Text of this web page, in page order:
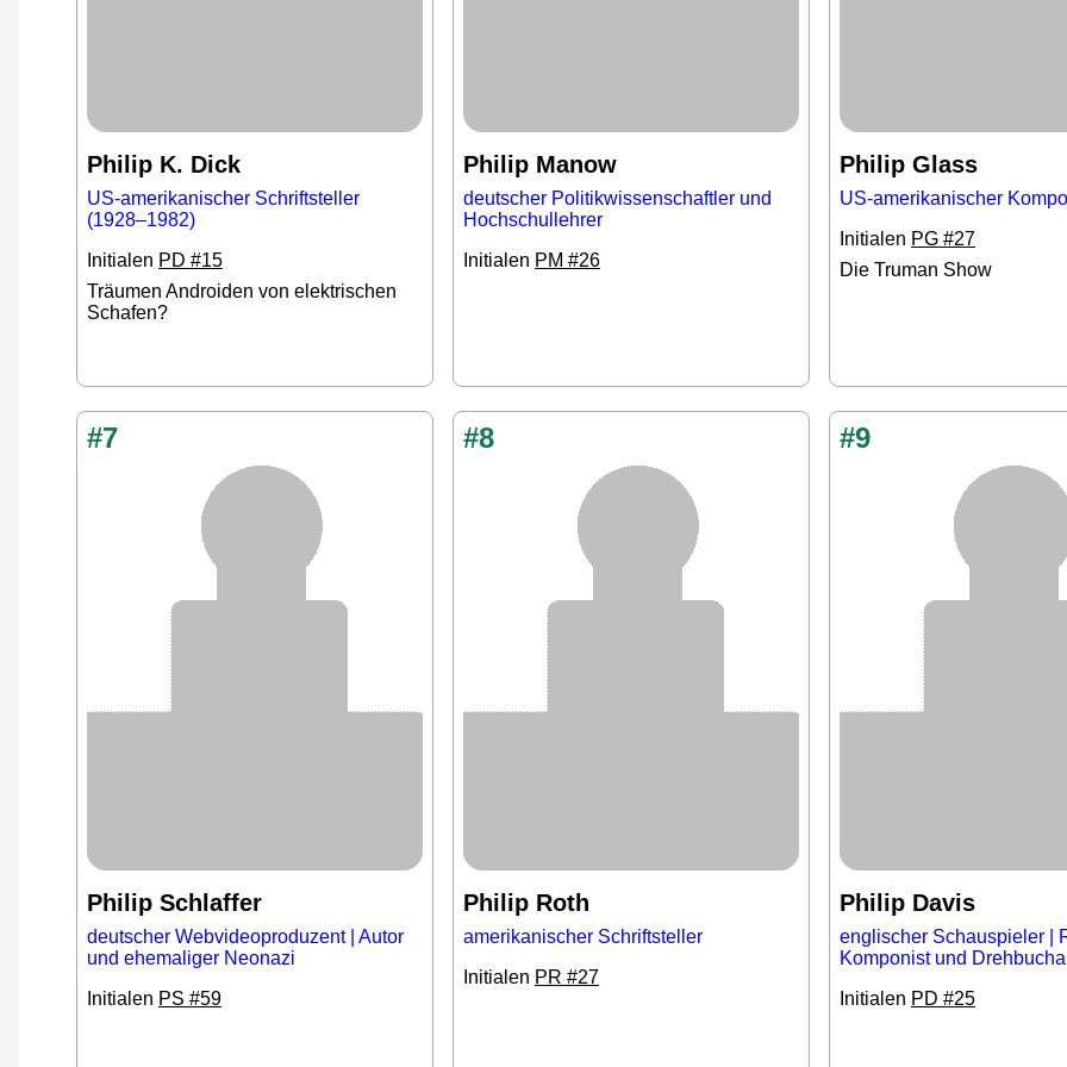
Philip K. Dick
US-amerikanischer Schriftsteller
(1928–1982)
Initialen PD #15
Träumen Androiden von elektrischen
Schafen?
Philip Manow
deutscher Politikwissenschaftler und
Hochschullehrer
Initialen PM #26
Philip Glass
US-amerikanischer
Initialen PG #27
Die Truman Show
#7
Philip Schlaffer
deutscher Webvideoproduzent | Autor
und ehemaliger Neonazi
Initialen PS #59
#8
Philip Roth
amerikanischer Schriftsteller
Initialen PR #27
#9
Philip Davis
englischer Schauspieler |
Komponist und
Initialen PD #25